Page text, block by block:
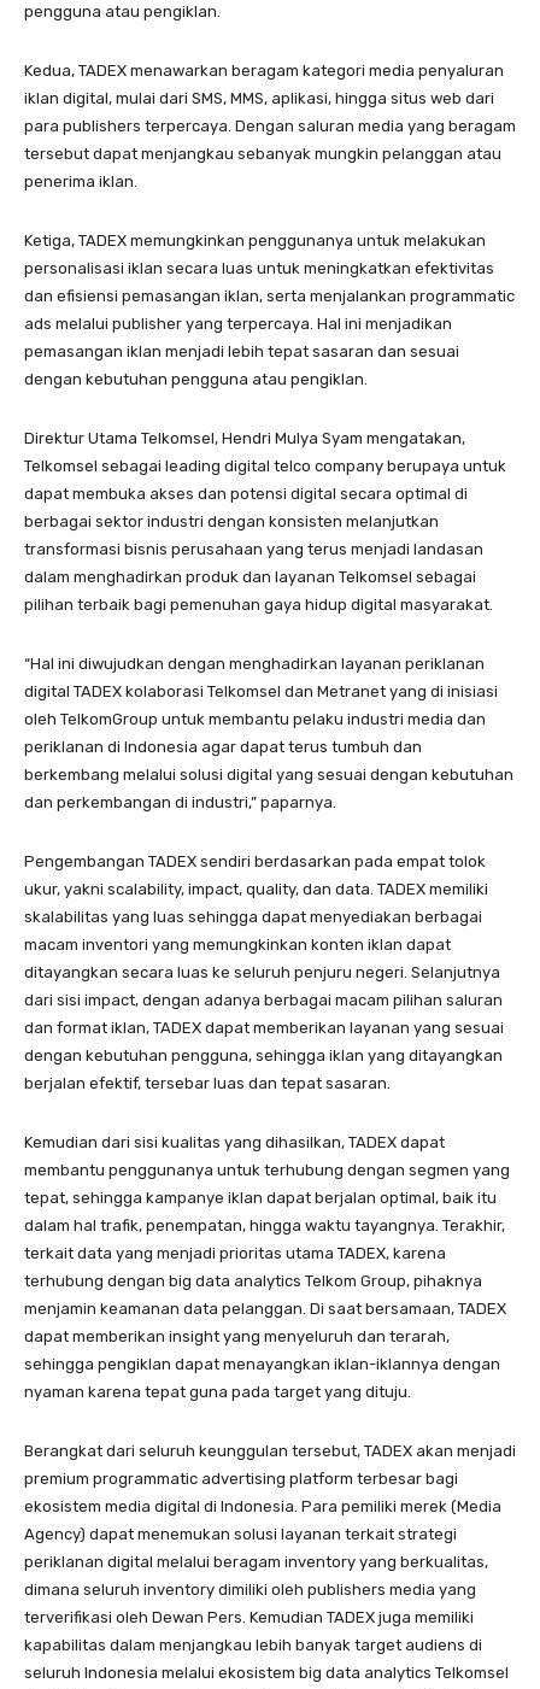
pengguna atau pengiklan.
Kedua, TADEX menawarkan beragam kategori media penyaluran
iklan digital, mulai dari SMS, MMS, aplikasi, hingga situs web dari
para publishers terpercaya. Dengan saluran media yang beragam
tersebut dapat menjangkau sebanyak mungkin pelanggan atau
penerima iklan.
Ketiga, TADEX memungkinkan penggunanya untuk melakukan
personalisasi iklan secara luas untuk meningkatkan efektivitas
dan efisiensi pemasangan iklan, serta menjalankan programmatic
ads melalui publisher yang terpercaya. Hal ini menjadikan
pemasangan iklan menjadi lebih tepat sasaran dan sesuai
dengan kebutuhan pengguna atau pengiklan.
Direktur Utama Telkomsel, Hendri Mulya Syam mengatakan,
Telkomsel sebagai leading digital telco company berupaya untuk
dapat membuka akses dan potensi digital secara optimal di
berbagai sektor industri dengan konsisten melanjutkan
transformasi bisnis perusahaan yang terus menjadi landasan
dalam menghadirkan produk dan layanan Telkomsel sebagai
pilihan terbaik bagi pemenuhan gaya hidup digital masyarakat.
“Hal ini diwujudkan dengan menghadirkan layanan periklanan
digital TADEX kolaborasi Telkomsel dan Metranet yang di inisiasi
oleh TelkomGroup untuk membantu pelaku industri media dan
periklanan di Indonesia agar dapat terus tumbuh dan
berkembang melalui solusi digital yang sesuai dengan kebutuhan
dan perkembangan di industri,” paparnya.
Pengembangan TADEX sendiri berdasarkan pada empat tolok
ukur, yakni scalability, impact, quality, dan data. TADEX memiliki
skalabilitas yang luas sehingga dapat menyediakan berbagai
macam inventori yang memungkinkan konten iklan dapat
ditayangkan secara luas ke seluruh penjuru negeri. Selanjutnya
dari sisi impact, dengan adanya berbagai macam pilihan saluran
dan format iklan, TADEX dapat memberikan layanan yang sesuai
dengan kebutuhan pengguna, sehingga iklan yang ditayangkan
berjalan efektif, tersebar luas dan tepat sasaran.
Kemudian dari sisi kualitas yang dihasilkan, TADEX dapat
membantu penggunanya untuk terhubung dengan segmen yang
tepat, sehingga kampanye iklan dapat berjalan optimal, baik itu
dalam hal trafik, penempatan, hingga waktu tayangnya. Terakhir,
terkait data yang menjadi prioritas utama TADEX, karena
terhubung dengan big data analytics Telkom Group, pihaknya
menjamin keamanan data pelanggan. Di saat bersamaan, TADEX
dapat memberikan insight yang menyeluruh dan terarah,
sehingga pengiklan dapat menayangkan iklan-iklannya dengan
nyaman karena tepat guna pada target yang dituju.
Berangkat dari seluruh keunggulan tersebut, TADEX akan menjadi
premium programmatic advertising platform terbesar bagi
ekosistem media digital di Indonesia. Para pemiliki merek (Media
Agency) dapat menemukan solusi layanan terkait strategi
periklanan digital melalui beragam inventory yang berkualitas,
dimana seluruh inventory dimiliki oleh publishers media yang
terverifikasi oleh Dewan Pers. Kemudian TADEX juga memiliki
kapabilitas dalam menjangkau lebih banyak target audiens di
seluruh Indonesia melalui ekosistem big data analytics Telkomsel